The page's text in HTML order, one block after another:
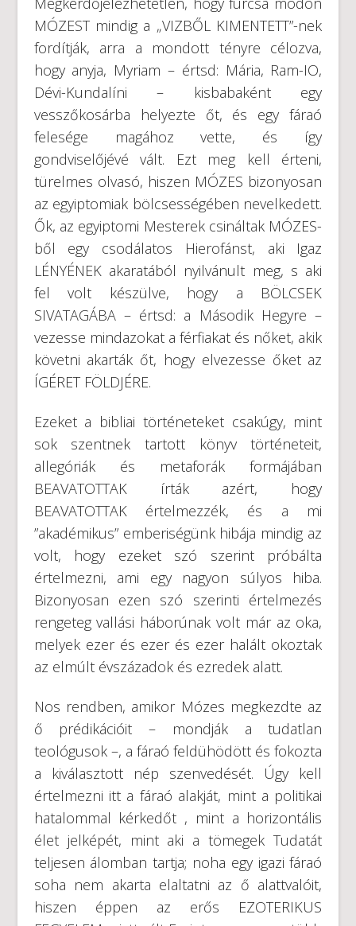
MÓZEST mindig a „VIZBŐL KIMENTETT”-nek
fordítják, arra a mondott tényre célozva,
hogy anyja, Myriam – értsd: Mária, Ram-IO,
Dévi-Kundalíni – kisbabaként egy
vesszőkosárba helyezte őt, és egy fáraó
felesége magához vette, és így
gondviselőjévé vált. Ezt meg kell érteni,
türelmes olvasó, hiszen MÓZES bizonyosan
az egyiptomiak bölcsességében nevelkedett.
Ők, az egyiptomi Mesterek csináltak MÓZES-
ből egy csodálatos Hierofánst, aki Igaz
LÉNYÉNEK akaratából nyilvánult meg, s aki
fel volt készülve, hogy a BÖLCSEK
SIVATAGÁBA – értsd: a Második Hegyre –
vezesse mindazokat a férfiakat és nőket, akik
követni akarták őt, hogy elvezesse őket az
ÍGÉRET FÖLDJÉRE.
Ezeket a bibliai történeteket csakúgy, mint
sok szentnek tartott könyv történeteit,
allegóriák és metaforák formájában
BEAVATOTTAK írták azért, hogy
BEAVATOTTAK értelmezzék, és a mi
”akadémikus” emberiségünk hibája mindig az
volt, hogy ezeket szó szerint próbálta
értelmezni, ami egy nagyon súlyos hiba.
Bizonyosan ezen szó szerinti értelmezés
rengeteg vallási háborúnak volt már az oka,
melyek ezer és ezer és ezer halált okoztak
az elmúlt évszázadok és ezredek alatt.
Nos rendben, amikor Mózes megkezdte az
ő prédikációit – mondják a tudatlan
teológusok –, a fáraó feldühödött és fokozta
a kiválasztott nép szenvedését. Úgy kell
értelmezni itt a fáraó alakját, mint a politikai
hatalommal kérkedőt , mint a horizontális
élet jelképét, mint aki a tömegek Tudatát
teljesen álomban tartja; noha egy igazi fáraó
soha nem akarta elaltatni az ő alattvalóit,
hiszen éppen az erős EZOTERIKUS